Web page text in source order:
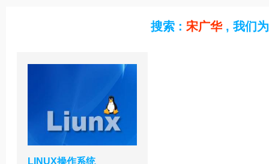
搜索 : 宋广华 , 我们
LINUX操作系统